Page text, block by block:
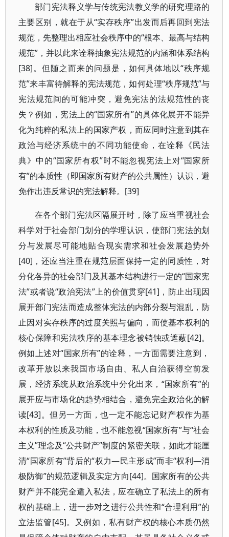
部门宪法释义学与传统宪法教义学的研究理路的
主要区别，就在于从“实存秩序”出发而后再回到宪法
规范，先整理出相应社会秩序中的“根本、最高与结构
规范”，并以此来诠释抽象宪法规范的内涵和体系结构
[38]。但随之而来的问题是，如何具体地以“秩序规
范”来丰富待解释的宪法规范，如何处理“秩序规范”与
宪法规范间的可能冲突，避免宪法的法规范性的丧
失？例如，宪法上的“国家所有”的具体化展开不能异
化为纯粹的私法上的国家产权，而应同时注意到其在
政治与经济系统中的不同功能使命，在诠释《民法
典》中的“国家所有权”时不能忽视宪法上对“国家所
有”的本质性（即国家所有财产的公共属性）认识，避
免作出违反常识的宪法解释。[39]
在各个部门宪法区隔展开时，除了应当重视社会
科学对于社会部门划分的学理认识，使部门宪法的划
分与发展尽可能地贴合现实需求和社会发展趋势外
[40]，还应当注重在规范层面保持一定的同质性，对
分化各异的社会部门及其基本结构进行一定的“国家宪
法”或者说“政治宪法”上的价值贯穿[41]，防止出现因
展开部门宪法而造成整体宪法的内部分裂与混乱，防
止因对实存秩序的过度关照与偏向，而使基本权利的
核心保障和宪法秩序的基本理念被销蚀或遮蔽[42]。
例如上述对“国家所有”的诠释，一方面需要注意到，
改革开放以来我国市场自由、私人自治获得空前发
展，经济系统从政治系统中分化出来，“国家所有”的
展开应与市场化的趋势相结合，避免完全政治化的解
读[43]。但另一方面，也一定不能忘记财产权作为基
本权利的性质及功能，也不能忽视“国家所有”与“社会
主义”理念及“公共财产”制度的紧密关联，如此才能厘
清“国家所有”背后的“权力—民主形成”而非“权利—消
极防御”的规范逻辑及实定方向[44]。国家所有的公共
财产并不能完全遁入私法，应在确立了私法上的所有
权的基础上，进一步对之进行公共性和“合理利用”的
立法监管[45]。又例如，私有财产权的核心本质仍然